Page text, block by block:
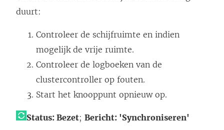
duurt:
Controleer de schijfruimte en indien
mogelijk de vrije ruimte.
Controleer de logboeken van de
clustercontroller op fouten.
Start het knooppunt opnieuw op.
Status: Bezet; Bericht: 'Synchroniseren'